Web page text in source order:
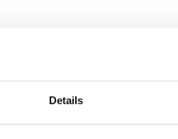
Details